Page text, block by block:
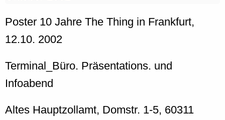
Poster 10 Jahre The Thing in Frankfurt,
12.10. 2002
Terminal_Büro. Präsentations. und
Infoabend
Altes Hauptzollamt, Domstr. 1-5, 60311